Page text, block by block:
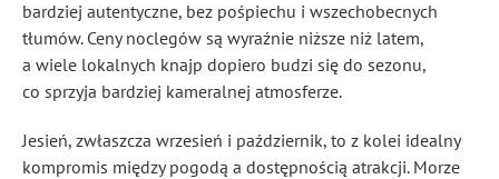
bardziej autentyczne, bez pośpiechu i wszechobecnych
tłumów. Ceny noclegów są wyraźnie niższe niż latem,
a wiele lokalnych knajp dopiero budzi się do sezonu,
co sprzyja bardziej kameralnej atmosferze.
Jesień, zwłaszcza wrzesień i październik, to z kolei idealny
kompromis między pogodą a dostępnością atrakcji. Morze